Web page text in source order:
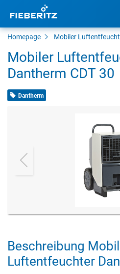
Homepage Mobiler
Mobiler
Dantherm CDT 30
Dantherm
Beschreibung
Luftentfeuchter